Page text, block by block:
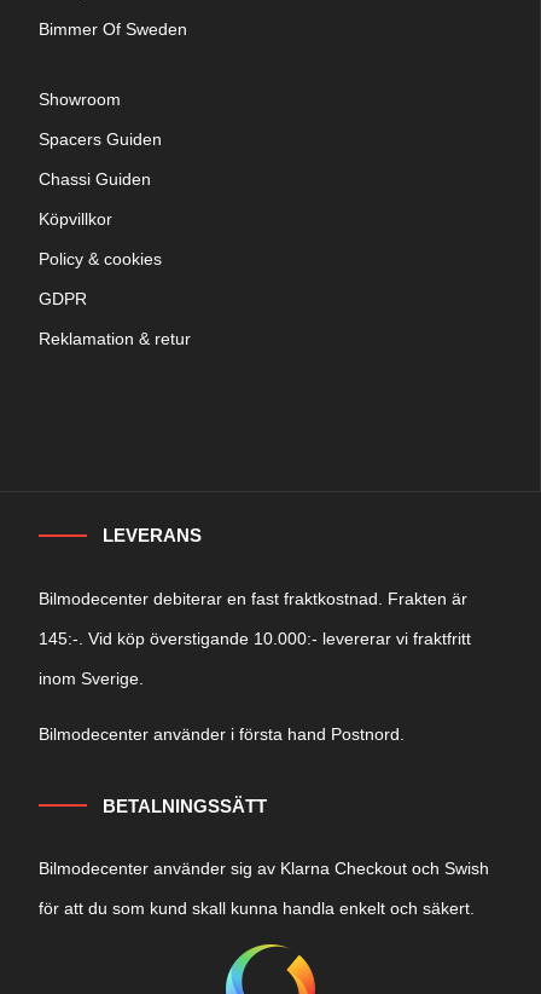
Bimmer Of Sweden
Showroom
Spacers Guiden
Chassi Guiden
Köpvillkor
Policy & cookies
GDPR
Reklamation & retur
LEVERANS
Bilmodecenter debiterar en fast fraktkostnad. Frakten är
145:-. Vid köp överstigande 10.000:- levererar vi fraktfritt
inom Sverige.
Bilmodecenter använder i första hand Postnord.
BETALNINGSSÄTT
Bilmodecenter använder sig av Klarna Checkout och Swish
för att du som kund skall kunna handla enkelt och säkert.